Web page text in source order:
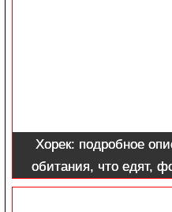
Хорек: подробное
обитания, что едят,